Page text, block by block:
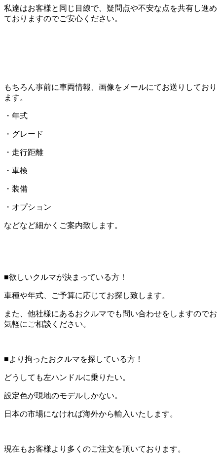
私達はお客様と同じ目線で、疑問点や不安な点を共有し進め
ておりますのでご安心ください。
もちろん事前に車両情報、画像をメールにてお送りしており
ます。
・年式
・グレード
・走行距離
・車検
・装備
・オプション
などなど細かくご案内致します。
■欲しいクルマが決まっている方！
車種や年式、ご予算に応じてお探し致します。
また、他社様にあるおクルマでも問い合わせをしますのでお
気軽にご相談ください。
■より拘ったおクルマを探している方！
どうしても左ハンドルに乗りたい。
設定色が現地のモデルしかない。
日本の市場になければ海外から輸入いたします。
現在もお客様より多くのご注文を頂いております。